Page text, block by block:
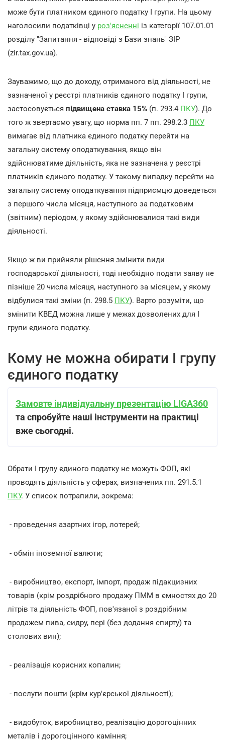
може бути платником єдиного податку І групи. На цьому
наголосили податківці у роз'ясненні із категорії 107.01.01
розділу "Запитання - відповіді з Бази знань" ЗІР
(zir.tax.gov.ua).
Зауважимо, що до доходу, отриманого від діяльності, не
зазначеної у реєстрі платників єдиного податку І групи,
застосовується підвищена ставка 15% (п. 293.4 ПКУ). До
того ж звертаємо увагу, що норма пп. 7 пп. 298.2.3 ПКУ
вимагає від платника єдиного податку перейти на
загальну систему оподаткування, якщо він
здійснюватиме діяльність, яка не зазначена у реєстрі
платників єдиного податку. У такому випадку перейти на
загальну систему оподаткування підприємцю доведеться
з першого числа місяця, наступного за податковим
(звітним) періодом, у якому здійснювалися такі види
діяльності.
Якщо ж ви прийняли рішення змінити види
господарської діяльності, тоді необхідно подати заяву не
пізніше 20 числа місяця, наступного за місяцем, у якому
відбулися такі зміни (п. 298.5 ПКУ). Варто розуміти, що
змінити КВЕД можна лише у межах дозволених для І
групи єдиного податку.
Кому не можна обирати І групу
єдиного податку
Замовте індивідуальну презентацію LIGA360
та спробуйте наші інструменти на практиці
вже сьогодні.
Обрати І групу єдиного податку не можуть ФОП, які
проводять діяльність у сферах, визначених пп. 291.5.1
ПКУ. У список потрапили, зокрема:
- проведення азартних ігор, лотерей;
- обмін іноземної валюти;
- виробництво, експорт, імпорт, продаж підакцизних
товарів (крім роздрібного продажу ПММ в ємностях до 20
літрів та діяльність ФОП, пов'язаної з роздрібним
продажем пива, сидру, пері (без додання спирту) та
столових вин);
- реалізація корисних копалин;
- послуги пошти (крім кур'єрської діяльності);
- видобуток, виробництво, реалізацію дорогоцінних
металів і дорогоцінного каміння;